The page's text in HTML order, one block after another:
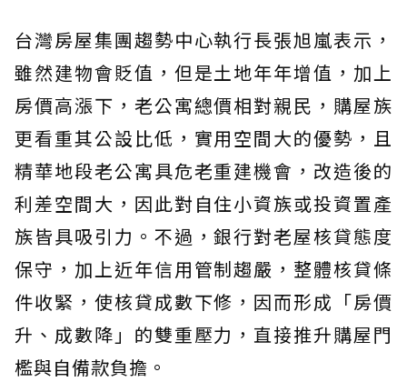
台灣房屋集團趨勢中心執行長張旭嵐表示，
雖然建物會貶值，但是土地年年增值，加上
房價高漲下，老公寓總價相對親民，購屋族
更看重其公設比低，實用空間大的優勢，且
精華地段老公寓具危老重建機會，改造後的
利差空間大，因此對自住小資族或投資置產
族皆具吸引力。不過，銀行對老屋核貸態度
保守，加上近年信用管制趨嚴，整體核貸條
件收緊，使核貸成數下修，因而形成「房價
升、成數降」的雙重壓力，直接推升購屋門
檻與自備款負擔。